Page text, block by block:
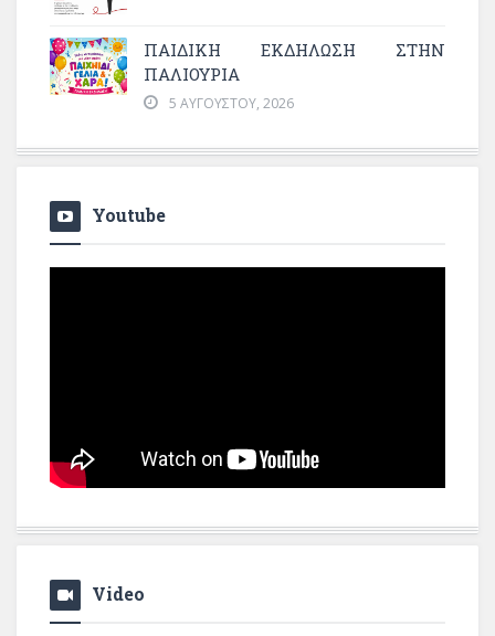
ΠΑΙΔΙΚΗ ΕΚΔΗΛΩΣΗ ΣΤΗΝ
ΠΑΛΙΟΥΡΙΑ
5 ΑΥΓΟΎΣΤΟΥ, 2026
Youtube
Video